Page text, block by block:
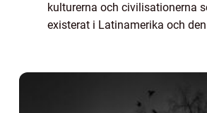
kulturerna och civilisationerna
existerat i Latinamerika och den